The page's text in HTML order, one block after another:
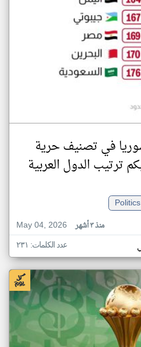
في تصنيف حرية
ترتيب الدول العربية
Politics
May 04, 2026
منذ ٣ أشهر
عدد الكلمات: ٢٣١